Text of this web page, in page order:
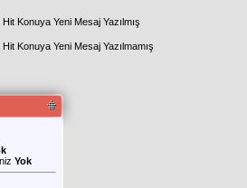
Hit Konuya Yeni Mesaj Yazılmış
Hit Konuya Yeni Mesaj Yazılmamış
Yok